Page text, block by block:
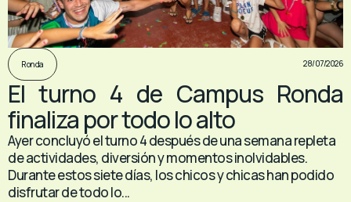
Ronda 28/07/2026
El turno 4 de Campus Ronda
finaliza por todo lo alto
Ayer concluyó el turno 4 después de una semana repleta
de actividades, diversión y momentos inolvidables.
Durante estos siete días, los chicos y chicas han podido
disfrutar de todo lo...